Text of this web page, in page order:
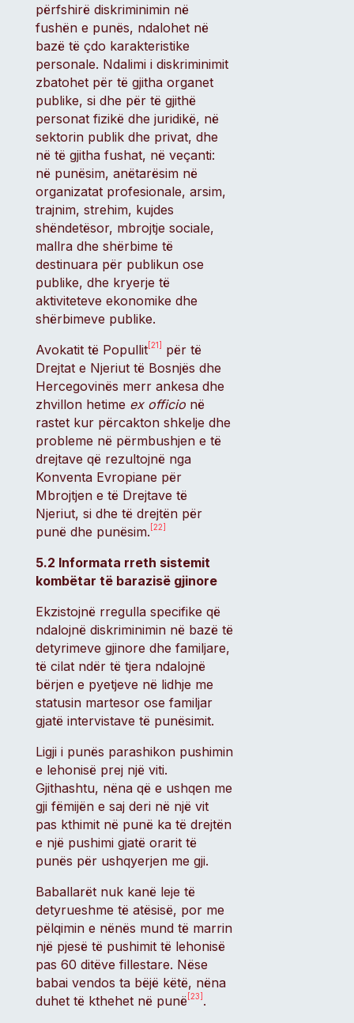
përfshirë diskriminimin në
fushën e punës, ndalohet në
bazë të çdo karakteristike
personale. Ndalimi i diskriminimit
zbatohet për të gjitha organet
publike, si dhe për të gjithë
personat fizikë dhe juridikë, në
sektorin publik dhe privat, dhe
në të gjitha fushat, në veçanti:
në punësim, anëtarësim në
organizatat profesionale, arsim,
trajnim, strehim, kujdes
shëndetësor, mbrojtje sociale,
mallra dhe shërbime të
destinuara për publikun ose
publike, dhe kryerje të
aktiviteteve ekonomike dhe
shërbimeve publike.
Avokatit të Popullit[21]
për të
Drejtat e Njeriut të Bosnjës dhe
Hercegovinës merr ankesa dhe
zhvillon hetime ex officionë
rastet kur përcakton shkelje dhe
probleme në përmbushjen e të
drejtave që rezultojnë nga
Konventa Evropiane për
Mbrojtjen e të Drejtave të
Njeriut, si dhe të drejtën për
punë dhe punësim. [22]
5.2 Informata rreth sistemit
kombëtar të barazisë gjinore
Ekzistojnë rregulla specifike që
ndalojnë diskriminimin në bazë të
detyrimeve gjinore dhe familjare,
të cilat ndër të tjera ndalojnë
bërjen e pyetjeve në lidhje me
statusin martesor ose familjar
gjatë intervistave të punësimit.
Ligji i punës parashikon pushimin
e lehonisë prej një viti.
Gjithashtu, nëna që e ushqen me
gji fëmijën e saj deri në një vit
pas kthimit në punë ka të drejtën
e një pushimi gjatë orarit të
punës për ushqyerjen me gji.
Baballarët nuk kanë leje të
detyrueshme të atësisë, por me
pëlqimin e nënës mund të marrin
një pjesë të pushimit të lehonisë
pas 60 ditëve fillestare. Nëse
babai vendos ta bëjë këtë, nëna
duhet të kthehet në punë [23] .